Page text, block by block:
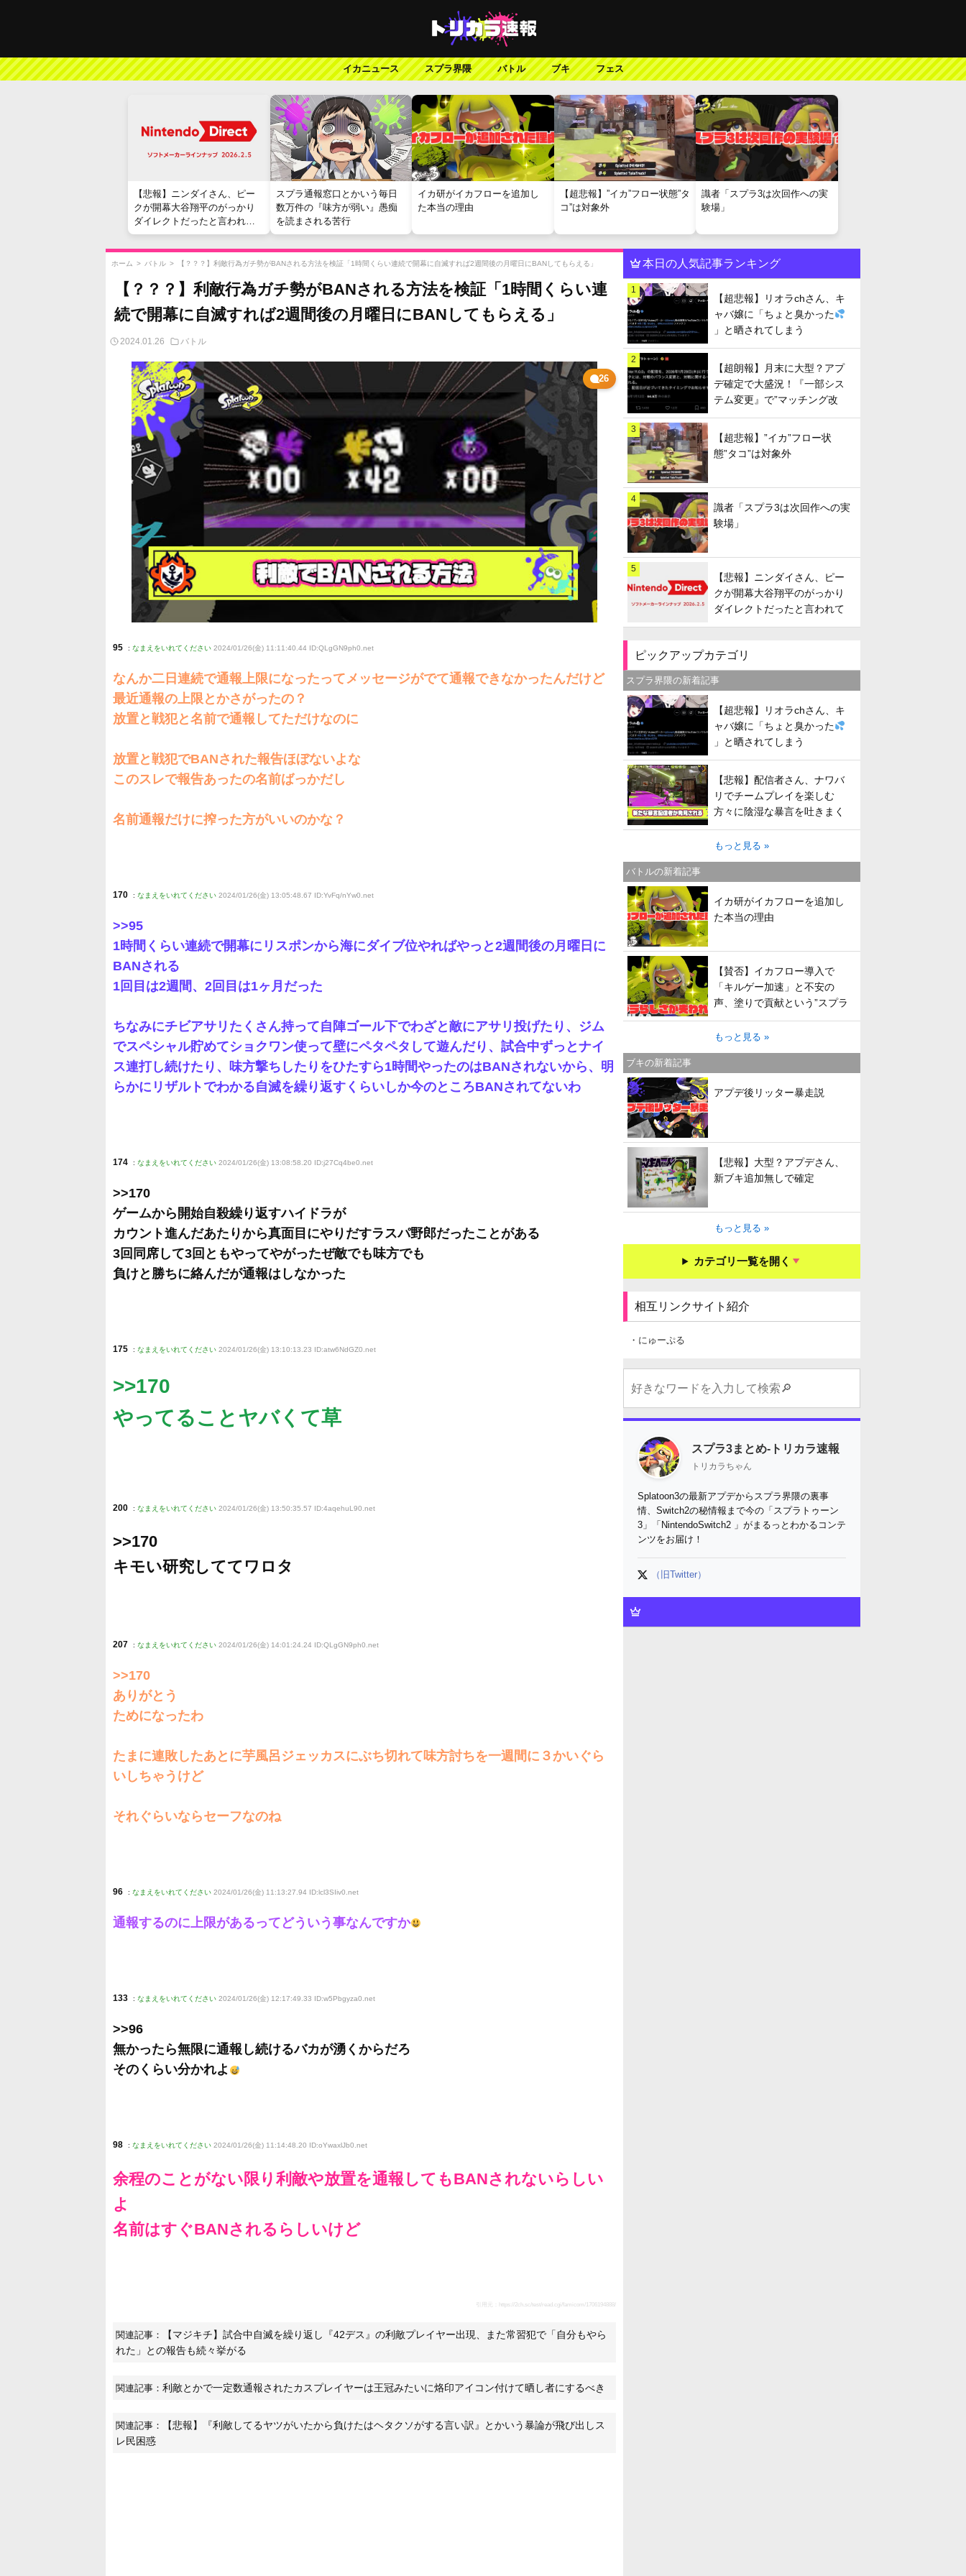
イカニュース スプラ界隈 バトル ブキ フェス
【悲報】ニンダイさん、ピー
クが開幕大谷翔平のがっかり
ダイレクトだったと言われて
しまう
スプラ通報窓口とかいう毎日
数万件の『味方が弱い』愚痴
を読まされる苦行
イカ研がイカフローを追加し
た本当の理由
【超悲報】”イカ”フロー状態”タ
コ”は対象外
識者「スプラ3は次回作への実
験場」
ホーム > バトル > 【？？？】利敵行為ガチ勢がBANされる方法を検証「1時間くらい連続で開幕に自滅すれば2週間後の月曜日にBANしてもらえる」
【？？？】利敵行為ガチ勢がBANされる方法を検証「1時間くらい連
続で開幕に自滅すれば2週間後の月曜日にBANしてもらえる」
2024.01.26 バトル
26
95 : なまえをいれてください 2024/01/26(金) 11:11:40.44 ID:QLgGN9ph0 .net
なんか二日連続で通報上限になったってメッセージがでて通報できなかったんだけど
最近通報の上限とかさがったの？
放置と戦犯と名前で通報してただけなのに
放置と戦犯でBANされた報告ほぼないよな
このスレで報告あったの名前ばっかだし
名前通報だけに搾った方がいいのかな？
170 : なまえをいれてください 2024/01/26(金) 13:05:48.67 ID:YvFq/nYw0 .net
>>95
1時間くらい連続で開幕にリスポンから海にダイブ位やればやっと2週間後の月曜日に
BANされる
1回目は2週間、2回目は1ヶ月だった
ちなみにチビアサリたくさん持って自陣ゴール下でわざと敵にアサリ投げたり、ジム
でスペシャル貯めてショクワン使って壁にペタペタして遊んだり、試合中ずっとナイ
ス連打し続けたり、味方撃ちしたりをひたすら1時間やったのはBANされないから、明
らかにリザルトでわかる自滅を繰り返すくらいしか今のところBANされてないわ
174 : なまえをいれてください 2024/01/26(金) 13:08:58.20 ID:j27Cq4be0.net
>>170
ゲームから開始自殺繰り返すハイドラが
カウント進んだあたりから真面目にやりだすラスパ野郎だったことがある
3回同席して3回ともやってやがったぜ敵でも味方でも
負けと勝ちに絡んだが通報はしなかった
175 : なまえをいれてください 2024/01/26(金) 13:10:13.23 ID:atw6NdGZ0.net
>>170
やってることヤバくて草
200 : なまえをいれてください 2024/01/26(金) 13:50:35.57 ID:4aqehuL90 .net
>>170
キモい研究しててワロタ
207 : なまえをいれてください 2024/01/26(金) 14:01:24.24 ID:QLgGN9ph0 .net
>>170
ありがとう
ためになったわ
たまに連敗したあとに芋風呂ジェッカスにぶち切れて味方討ちを一週間に３かいぐら
いしちゃうけど
それぐらいならセーフなのね
96 : なまえをいれてください 2024/01/26(金) 11:13:27.94 ID:lcl3SIiv0 .net
通報するのに上限があるってどういう事なんですか
133 : なまえをいれてください 2024/01/26(金) 12:17:49.33 ID:w5Pbgyza0 .net
>>96
無かったら無限に通報し続けるバカが湧くからだろ
そのくらい分かれよ
98 : なまえをいれてください 2024/01/26(金) 11:14:48.20 ID:oYwaxlJb0.net
余程のことがない限り利敵や放置を通報してもBANされないらしい
よ
名前はすぐBANされるらしいけど
引用元： https://2ch.sc/test/read.cgi/famicom/1706194888/
関連記事：
【マジキチ】試合中自滅を繰り返し『42デス』の利敵プレイヤー出現、また常習犯で「自分もやら
れた」との報告も続々挙がる
関連記事： 利敵とかで一定数通報されたカスプレイヤーは王冠みたいに烙印アイコン付けて晒し者にするべき
関連記事：
【悲報】『利敵してるヤツがいたから負けたはヘタクソがする言い訳』とかいう暴論が飛び出しス
レ民困惑
本日の人気記事ランキング
1
【超悲報】リオラchさん、キ
ャバ嬢に「ちょと臭かった
」と晒されてしまう
2
【超朗報】月末に大型？アプ
デ確定で大盛況！『一部シス
テム変更』で”マッチング改
善”への期待が高まる
3
【超悲報】”イカ”フロー状
態”タコ”は対象外
4
識者「スプラ3は次回作への実
験場」
5
【悲報】ニンダイさん、ピー
クが開幕大谷翔平のがっかり
ダイレクトだったと言われて
しまう
ピックアップカテゴリ
スプラ界隈の新着記事
【超悲報】リオラchさん、キ
ャバ嬢に「ちょと臭かった
」と晒されてしまう
【悲報】配信者さん、ナワバ
リでチームプレイを楽しむ
方々に陰湿な暴言を吐きまく
ってしまう
もっと見る »
バトルの新着記事
イカ研がイカフローを追加し
た本当の理由
【賛否】イカフロー導入で
「キルゲー加速」と不安の
声、塗りで貢献という”スプラ
らしさ”は失われてしまうのか
もっと見る »
ブキの新着記事
アプデ後リッター暴走説
【悲報】大型？アプデさん、
新ブキ追加無しで確定
もっと見る »
カテゴリ一覧を開く
相互リンクサイト紹介
・にゅーぷる
スプラ3まとめ-トリカラ速報
トリカラちゃん
Splatoon3の最新アプデからスプラ界隈の裏事
情、Switch2の秘情報まで今の「スプラトゥーン
3」「NintendoSwitch2 」がまるっとわかるコンテ
ンツをお届け！
（旧Twitter）